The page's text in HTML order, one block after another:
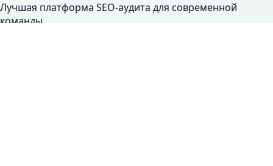
Лучшая платформа SEO-аудита для современной
команды.